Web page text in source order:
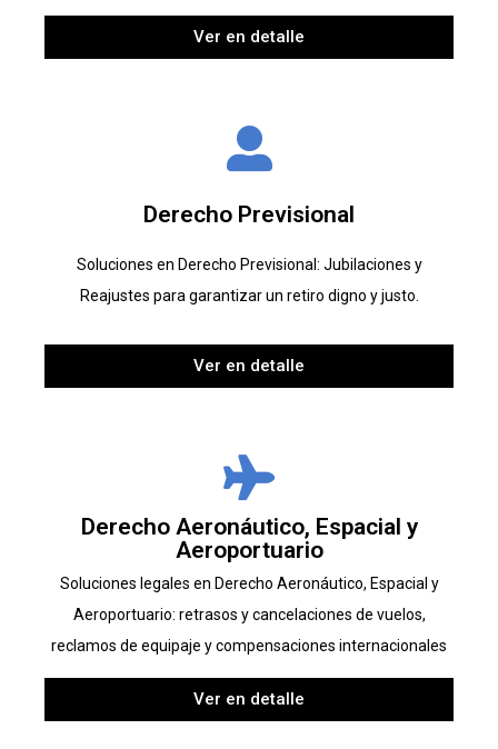
Ver en detalle
Derecho Previsional
Soluciones en Derecho Previsional: Jubilaciones y
Reajustes para garantizar un retiro digno y justo.
Ver en detalle
Derecho Aeronáutico, Espacial y
Aeroportuario
Soluciones legales en Derecho Aeronáutico, Espacial y
Aeroportuario: retrasos y cancelaciones de vuelos,
reclamos de equipaje y compensaciones internacionales
Ver en detalle